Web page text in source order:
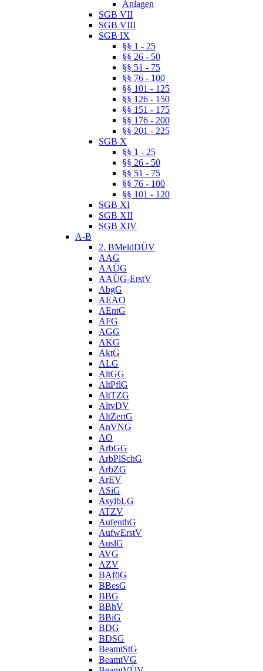
Anlagen
SGB VII
SGB VIII
SGB IX
§§ 1 - 25
§§ 26 - 50
§§ 51 - 75
§§ 76 - 100
§§ 101 - 125
§§ 126 - 150
§§ 151 - 175
§§ 176 - 200
§§ 201 - 225
SGB X
§§ 1 - 25
§§ 26 - 50
§§ 51 - 75
§§ 76 - 100
§§ 101 - 120
SGB XI
SGB XII
SGB XIV
A-B
2. BMeldDÜV
AAG
AAÜG
AAÜG-ErstV
AbgG
AEAO
AEntG
AFG
AGG
AKG
AktG
ALG
AltGG
AltPflG
AltTZG
AltvDV
AltZertG
AnVNG
AO
ArbGG
ArbPlSchG
ArbZG
ArEV
ASiG
AsylbLG
ATZV
AufenthG
AufwErstV
AuslG
AVG
AZV
BAföG
BBesG
BBG
BBhV
BBiG
BDG
BDSG
BeamtStG
BeamtVG